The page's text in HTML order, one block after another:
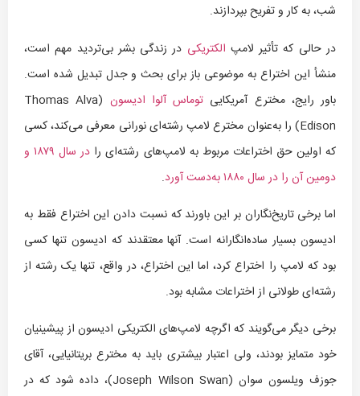
شب، به کار و تفریح بپردازند.
در حالی که تأثیر لامپ الکتریکی در زندگی بشر بی‌تردید مهم است،
منشأ این اختراع به موضوعی باز برای بحث و جدل تبدیل شده است.
باور رایج، مخترع آمریکایی توماس آلوا ادیسون
(Thomas Alva
Edison) را به‌عنوان مخترع لامپ رشته‌ای نورانی معرفی می‌کند، کسی
که اولین حق اختراعات مربوط به لامپ‌های رشته‌ای را
در سال ۱۸۷۹ و
دومین آن را در سال ۱۸۸۰ به‌دست آورد
.
اما برخی تاریخ‌نگاران بر این باورند که نسبت دادن این اختراع فقط به
ادیسون بسیار ساده‌انگارانه است. آنها معتقدند که ادیسون تنها کسی
بود که لامپ را اختراع کرد، اما این اختراع، در واقع، تنها یک رشته از
رشته‌ای طولانی از اختراعات مشابه بود.
برخی دیگر می‌گویند که اگرچه لامپ‌های الکتریکی ادیسون از پیشینیان
خود متمایز بودند، ولی اعتبار بیشتری باید به مخترع بریتانیایی، آقای
جوزف ویلسون سوان (Joseph Wilson Swan)، داده شود که در